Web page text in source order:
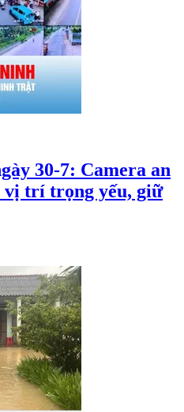
30-7: Camera an
vị trí trọng yếu, giữ